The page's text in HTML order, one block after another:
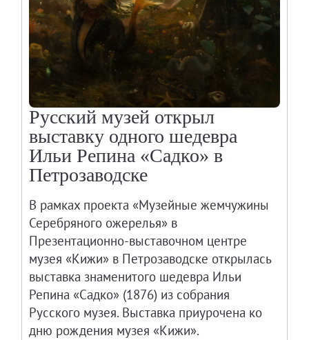
Русский музей открыл
выставку одного шедевра
Ильи Репина «Садко» в
Петрозаводске
В рамках проекта «Музейные жемчужины
Серебряного ожерелья» в
Презентационно-выставочном центре
музея «Кижи» в Петрозаводске открылась
выставка знаменитого шедевра Ильи
Репина «Садко» (1876) из собрания
Русского музея. Выставка приурочена ко
дню рождения музея «Кижи».